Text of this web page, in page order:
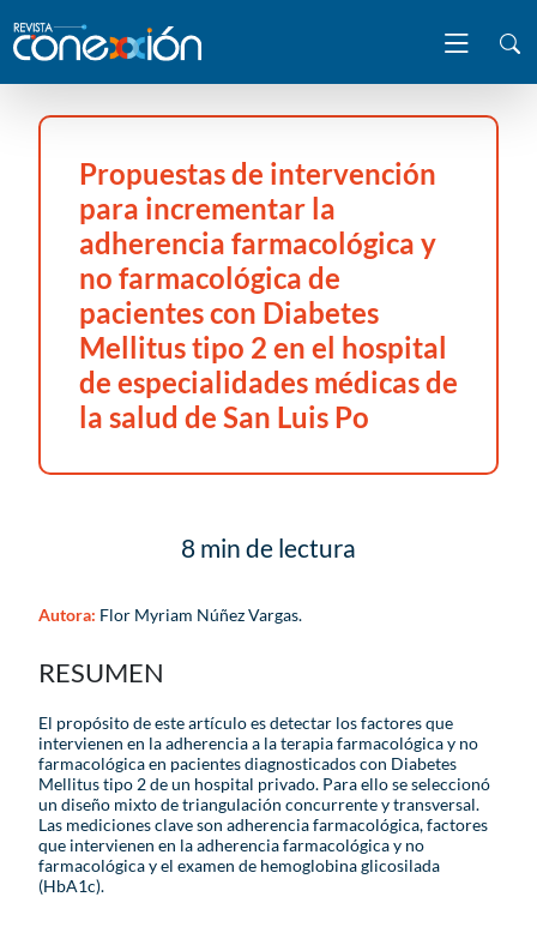
Propuestas de intervención
para incrementar la
adherencia farmacológica y
no farmacológica de
pacientes con Diabetes
Mellitus tipo 2 en el hospital
de especialidades médicas de
la salud de San Luis Po
8 min de lectura
Autora: Flor Myriam Núñez Vargas.
RESUMEN
El propósito de este artículo es detectar los factores que
intervienen en la adherencia a la terapia farmacológica y no
farmacológica en pacientes diagnosticados con Diabetes
Mellitus tipo 2 de un hospital privado. Para ello se seleccionó
un diseño mixto de triangulación concurrente y transversal.
Las mediciones clave son adherencia farmacológica, factores
que intervienen en la adherencia farmacológica y no
farmacológica y el examen de hemoglobina glicosilada
(HbA1c).